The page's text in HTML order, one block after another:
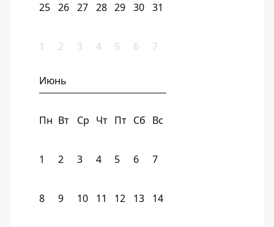
25 26 27 28 29 30 31
1 2 3 4 5 6 7
Июнь
Пн Вт Ср Чт Пт Сб Вс
1 2 3 4 5 6 7
8 9 10 11 12 13 14